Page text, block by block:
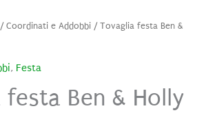
Coordinati e Addobbi/ Tovaglia festa Ben &
, Festa
festa Ben & Holly